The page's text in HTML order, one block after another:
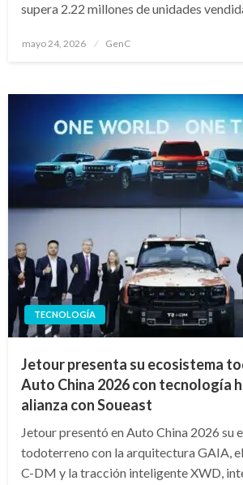
supera 2.22 millones de unidades
Publicado
mayo 24, 2026 GenC
TECNOLOGÍA
Jetour presenta su ecosistema
Auto China 2026 con tecnología
alianza con Soueast
Jetour presentó en Auto China 2026 su
todoterreno con la arquitectura GAIA,
C-DM y la tracción inteligente XWD,